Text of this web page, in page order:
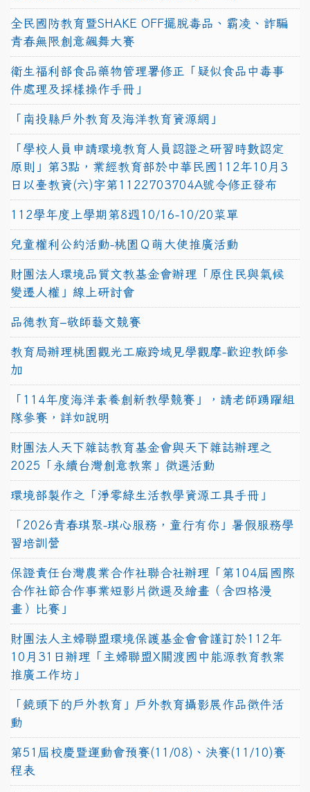
全民國防教育暨SHAKE OFF擺脫毒品、霸凌、詐騙
青春無限創意飆舞大賽
衛生福利部食品藥物管理署修正「疑似食品中毒事
件處理及採樣操作手冊」
「南投縣戶外教育及海洋教育資源網」
「學校人員申請環境教育人員認證之研習時數認定
原則」第3點，業經教育部於中華民國112年10月3
日以臺教資(六)字第1122703704A號令修正發布
112學年度上學期第8週10/16-10/20菜單
兒童權利公約活動-桃園Ｑ萌大使推廣活動
財團法人環境品質文教基金會辦理「原住民與氣候
變遷人權」線上研討會
品德教育–敬師藝文競賽
教育局辦理桃園觀光工廠跨域見學觀摩-歡迎教師參
加
「114年度海洋素養創新教學競賽」，請老師踴躍組
隊參賽，詳如說明
財團法人天下雜誌教育基金會與天下雜誌辦理之
2025「永續台灣創意教案」徵選活動
環境部製作之「淨零綠生活教學資源工具手冊」
「2026青春琪聚-琪心服務，童行有你」暑假服務學
習培訓營
保證責任台灣農業合作社聯合社辦理「第104屆國際
合作社節合作事業短影片徵選及繪畫（含四格漫
畫）比賽」
財團法人主婦聯盟環境保護基金會會謹訂於112年
10月31日辦理「主婦聯盟X關渡國中能源教育教案
推廣工作坊」
「鏡頭下的戶外教育」戶外教育攝影展作品徵件活
動
第51屆校慶暨運動會預賽(11/08)、決賽(11/10)賽
程表